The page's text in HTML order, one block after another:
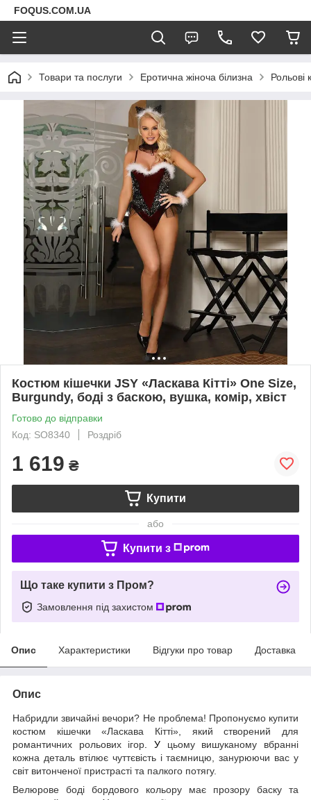
FOQUS.COM.UA
Товари та послуги Еротична жіноча білизна Рольові
Костюм кішечки JSY «Ласкава Кітті» One Size,
Burgundy, боді з баскою, вушка, комір, хвіст
Готово до відправки
Код: SO8340
Роздріб
1 619 ₴
Купити
або
Купити з
Що таке купити з Пром?
Замовлення під захистом
Опис Характеристики Відгуки про товар Доставка
Опис
Набридли звичайні вечори? Не проблема! Пропонуємо купити
костюм кішечки «Ласкава Кітті», який створений для
романтичних рольових ігор . У цьому вишуканому вбранні
кожна деталь втілює чуттєвість і таємницю, занурюючи вас у
світ витонченої пристрасті та палкого потягу.
Велюрове боді бордового кольору має прозору баску та